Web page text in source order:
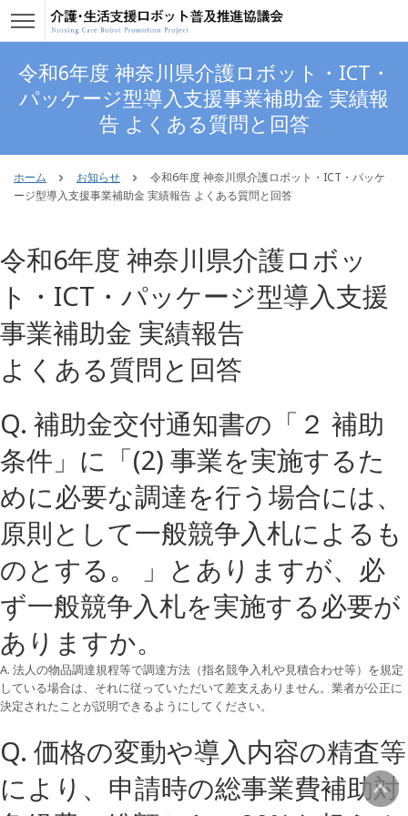
令和6年度 神奈川県介護ロボット・ICT・
パッケージ型導入支援事業補助金 実績報
告 よくある質問と回答
ホーム お知らせ
令和6年度 神奈川県介護ロボット・ICT・パッケ
ージ型導入支援事業補助金 実績報告 よくある質問と回答
令和6年度 神奈川県介護ロボッ
ト・ICT・パッケージ型導入支援
事業補助金 実績報告
よくある質問と回答
Q. 補助金交付通知書の「２ 補助
条件」に「(2) 事業を実施するた
めに必要な調達を行う場合には、
原則として一般競争入札によるも
のとする。 」とありますが、必
ず一般競争入札を実施する必要が
ありますか。
A. 法人の物品調達規程等で調達方法（指名競争入札や見積合わせ等）を規定
している場合は、それに従っていただいて差支えありません。業者が公正に
決定されたことが説明できるようにしてください。
Q. 価格の変動や導入内容の精査等
により、申請時の総事業費補助対